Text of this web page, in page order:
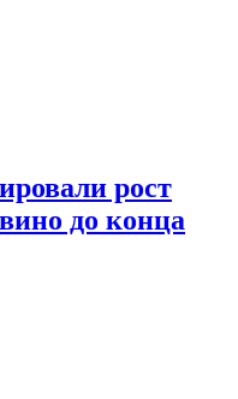
рост
до конца